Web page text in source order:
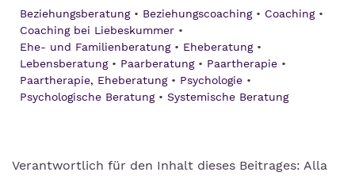
Beziehungsberatung Beziehungscoaching
Coaching
Coaching bei Liebeskummer
Ehe- und Familienberatung
Eheberatung
Lebensberatung
Paarberatung
Paartherapie
Paartherapie, Eheberatung
Psychologie
Psychologische Beratung
Systemische Beratung
Verantwortlich für den Inhalt dieses Beitrages: Alla